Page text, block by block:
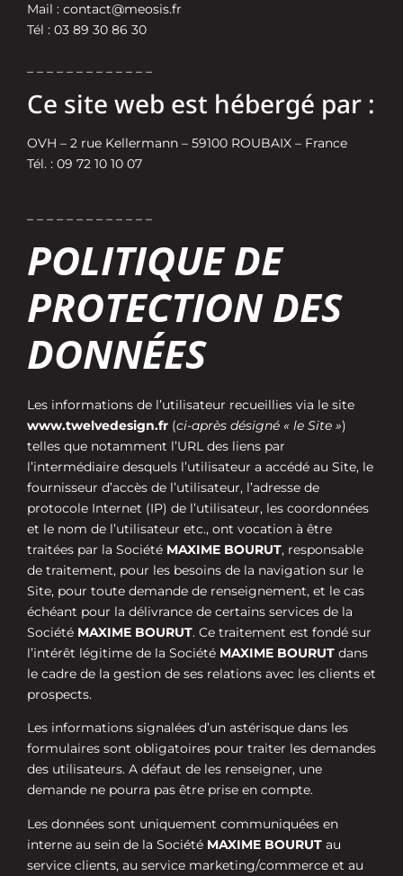
Mail : contact@meosis.fr
Tél : 03 89 30 86 30
– – – – – – – – – – – – –
Ce site web est hébergé par :
OVH – 2 rue Kellermann – 59100 ROUBAIX – France
Tél. : 09 72 10 10 07
– – – – – – – – – – – – –
POLITIQUE DE
PROTECTION DES
DONNÉES
Les informations de l’utilisateur recueillies via le site
www.twelvedesign.fr (ci-après désigné « le Site »)
telles que notamment l’URL des liens par
l’intermédiaire desquels l’utilisateur a accédé au Site, le
fournisseur d’accès de l’utilisateur, l’adresse de
protocole Internet (IP) de l’utilisateur, les coordonnées
et le nom de l’utilisateur etc., ont vocation à être
traitées par la Société MAXIME BOURUT, responsable
de traitement, pour les besoins de la navigation sur le
Site, pour toute demande de renseignement, et le cas
échéant pour la délivrance de certains services de la
Société MAXIME BOURUT. Ce traitement est fondé sur
l’intérêt légitime de la Société MAXIME BOURUT dans
le cadre de la gestion de ses relations avec les clients et
prospects.
Les informations signalées d’un astérisque dans les
formulaires sont obligatoires pour traiter les demandes
des utilisateurs. A défaut de les renseigner, une
demande ne pourra pas être prise en compte.
Les données sont uniquement communiquées en
interne au sein de la Société MAXIME BOURUT au
service clients, au service marketing/commerce et au